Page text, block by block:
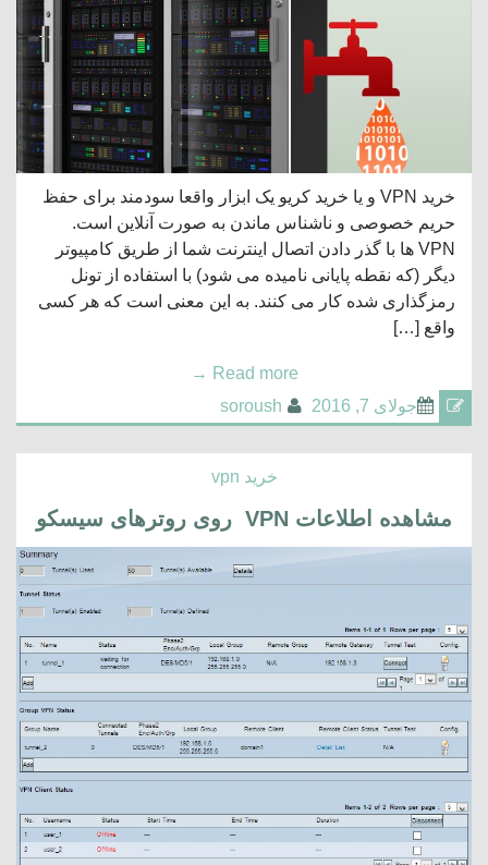
خرید VPN و یا خرید کریو یک ابزار واقعا سودمند برای حفظ
حریم خصوصی و ناشناس ماندن به صورت آنلاین است.
VPN ها با گذر دادن اتصال اینترنت شما از طریق کامپیوتر
دیگر (که نقطه پایانی نامیده می شود) با استفاده از تونل
رمزگذاری شده کار می کنند. به این معنی است که هر کسی
واقع […]
Read more
→
جولای 7, 2016
soroush
خرید vpn
مشاهده اطلاعات VPN روی روترهای سیسکو